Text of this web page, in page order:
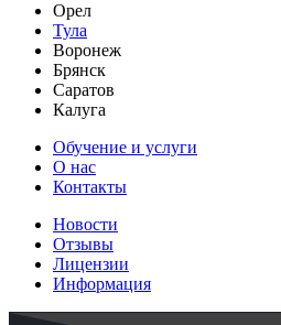
Орел
Тула
Воронеж
Брянск
Саратов
Калуга
Обучение и услуги
О нас
Контакты
Новости
Отзывы
Лицензии
Информация